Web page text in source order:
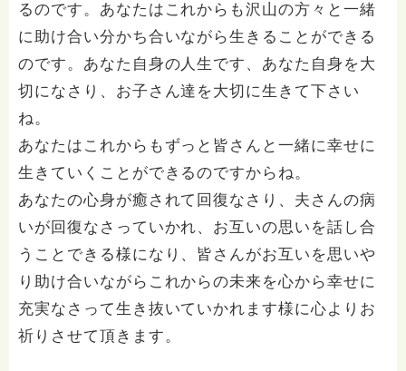
るのです。あなたはこれからも沢山の方々と一緒
に助け合い分かち合いながら生きることができる
のです。あなた自身の人生です、あなた自身を大
切になさり、お子さん達を大切に生きて下さい
ね。
あなたはこれからもずっと皆さんと一緒に幸せに
生きていくことができるのですからね。
あなたの心身が癒されて回復なさり、夫さんの病
いが回復なさっていかれ、お互いの思いを話し合
うことできる様になり、皆さんがお互いを思いや
り助け合いながらこれからの未来を心から幸せに
充実なさって生き抜いていかれます様に心よりお
祈りさせて頂きます。